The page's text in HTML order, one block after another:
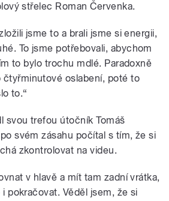
střelec Roman Červenka.
jsme to a brali jsme si energii,
To jsme potřebovali, abychom
to bylo trochu mdlé. Paradoxně
čtyřminutové oslabení, poté to
to.“
svou trefou útočník Tomáš
svém zásahu počítal s tím, že si
zkontrolovat na videu.
v hlavě a mít tam zadní vrátka,
pokračovat. Věděl jsem, že si